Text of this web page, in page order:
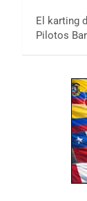
El karting
Pilotos